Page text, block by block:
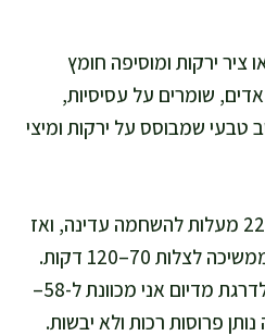
ציר ירקות ומוסיפה חומץ
אדים, שומרים על עסיסיות,
טבעי שמבוסס על ירקות ומיצי
אני צולה 20 דקות על 220 מעלות להשחמה עדינה, ואז
מורידה ל-160 מעלות וממשיכה לצלות 70–120 דקות.
אני בודקת עם מדחום: לדרגת מדיום אני מכוונת ל-58–